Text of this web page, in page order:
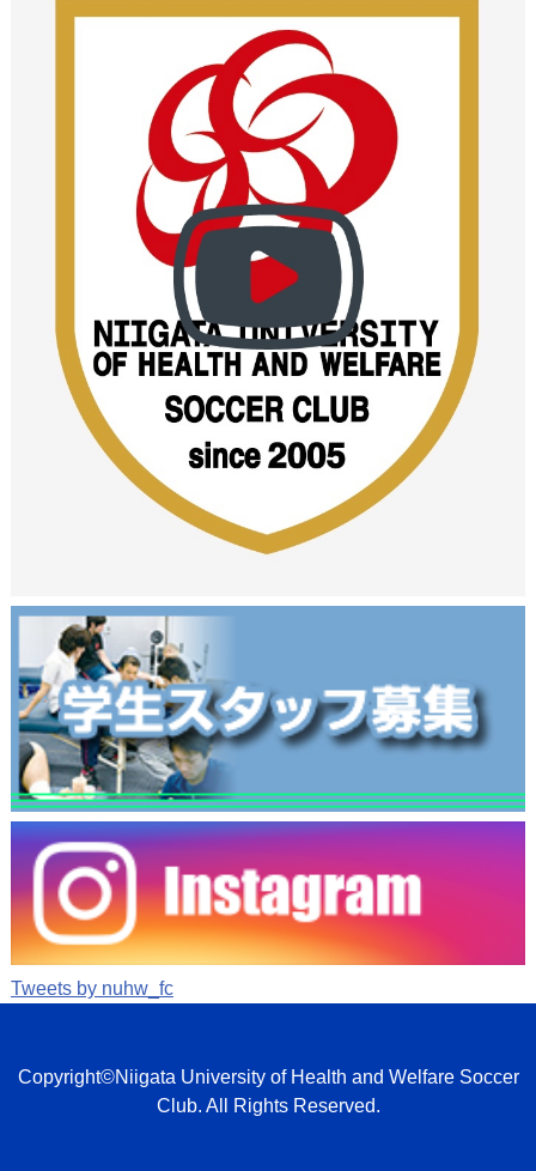
Tweets by nuhw_fc
Copyright©Niigata University of Health and Welfare Soccer
Club. All Rights Reserved.